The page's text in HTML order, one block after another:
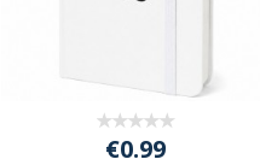
€0.99